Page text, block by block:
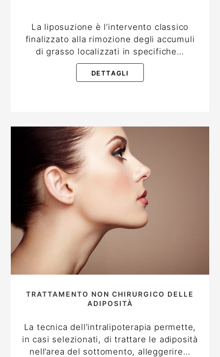
La liposuzione è l’intervento classico
finalizzato alla rimozione degli accumuli
di grasso localizzati in specifiche…
DETTAGLI
TRATTAMENTO NON CHIRURGICO DELLE
ADIPOSITÀ
La tecnica dell’intralipoterapia permette,
in casi selezionati, di trattare le adiposità
nell’area del sottomento, alleggerire…